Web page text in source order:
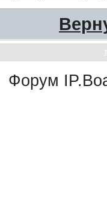
Форум